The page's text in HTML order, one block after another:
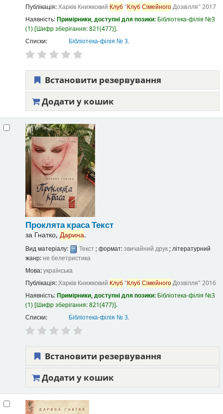
Публікація:Харків Книжковий Клуб"КлубСімейногоДозвілля" 2017
Наявність:Примірники, доступні для позики: Бібліотека-філія №3
(1) Шифр зберігання:821(477) .
Списки:
Бібліотека-філія № 3.
Встановити резервування
Додати у кошик
Проклята красаТекст
за Гнатко, Дарина.
Вид матеріалу: Текст; формат:звичайний друк; літературний
жанр: не белетристика
Мова:українська
Публікація:Харків Книжковий Клуб"КлубСімейногоДозвілля" 2016
Наявність:Примірники, доступні для позики: Бібліотека-філія №3
(1) Шифр зберігання:821(477) .
Списки:
Бібліотека-філія № 3.
Встановити резервування
Додати у кошик